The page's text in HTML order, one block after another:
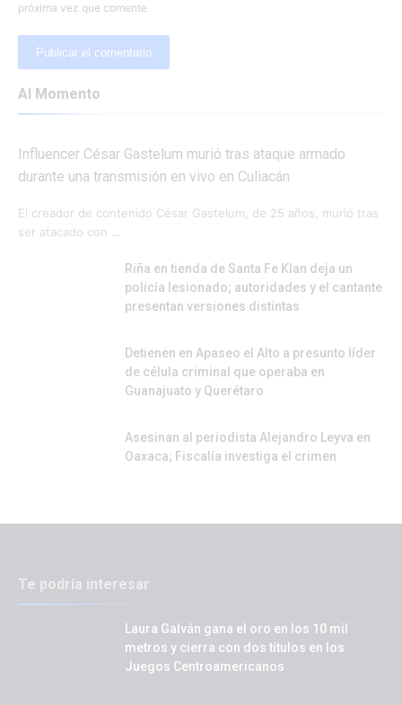
próxima vez que comente.
Al Momento
Influencer César Gastelum murió tras ataque armado
durante una transmisión en vivo en Culiacán
El creador de contenido César Gastelum, de 25 años, murió tras
ser atacado con …
Riña en tienda de Santa Fe Klan deja un
policía lesionado; autoridades y el cantante
presentan versiones distintas
Detienen en Apaseo el Alto a presunto líder
de célula criminal que operaba en
Guanajuato y Querétaro
Asesinan al periodista Alejandro Leyva en
Oaxaca; Fiscalía investiga el crimen
Te podría interesar
Laura Galván gana el oro en los 10 mil
metros y cierra con dos títulos en los
Juegos Centroamericanos